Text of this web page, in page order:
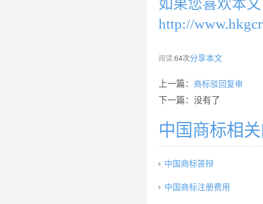
如果您喜欢本
http://
阅读:64次分享本文
上一篇： 商标驳回复审
下一篇：没有了
中国商标相
中国商标答辩
中国商标注册费用